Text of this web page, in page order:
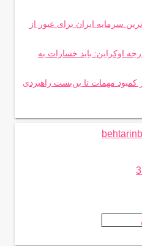
سرمایه ایران برای عبور از
اوکراین: باید خسارات به
کمبود مهمات تا بن‌بست راهبردی